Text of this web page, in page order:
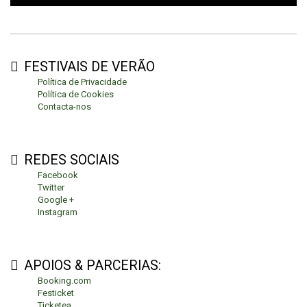
FESTIVAIS DE VERÃO
Política de Privacidade
Política de Cookies
Contacta-nos
REDES SOCIAIS
Facebook
Twitter
Google +
Instagram
APOIOS & PARCERIAS:
Booking.com
Festicket